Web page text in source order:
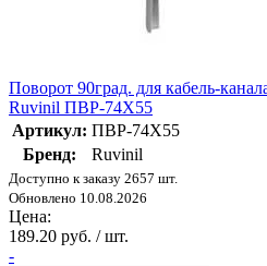
Поворот 90град. для кабель-
Ruvinil ПВР-74Х55
Артикул: ПВР-74Х55
Бренд:
Ruvinil
Доступно к заказу 2657 шт.
Обновлено 10.08.2026
Цена:
189.20 руб. / шт.
-